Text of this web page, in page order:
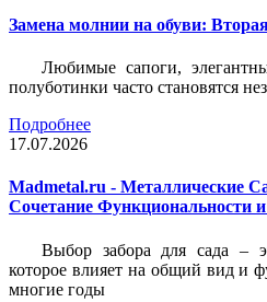
Замена молнии на обуви:
Любимые сапоги,
полуботинки часто становятся
Подробнее
17.07.2026
Madmetal.ru - Металлические
Сочетание Функциональности
Выбор забора для сада –
которое влияет на общий вид и
многие годы